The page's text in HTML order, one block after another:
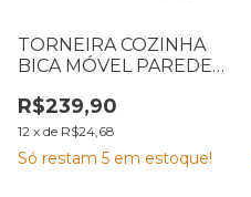
TORNEIRA COZINHA
BICA MÓVEL PAREDE
ONE 7011183
R$239,90
12 x de R$24,68
Só restam 5 em estoque!